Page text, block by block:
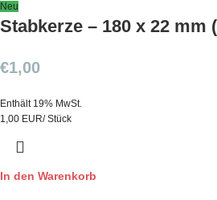
Neu
Stabkerze – 180 x 22 mm
€1,00
Enthält 19% MwSt.
1,00 EUR/ Stück
In den Warenkorb